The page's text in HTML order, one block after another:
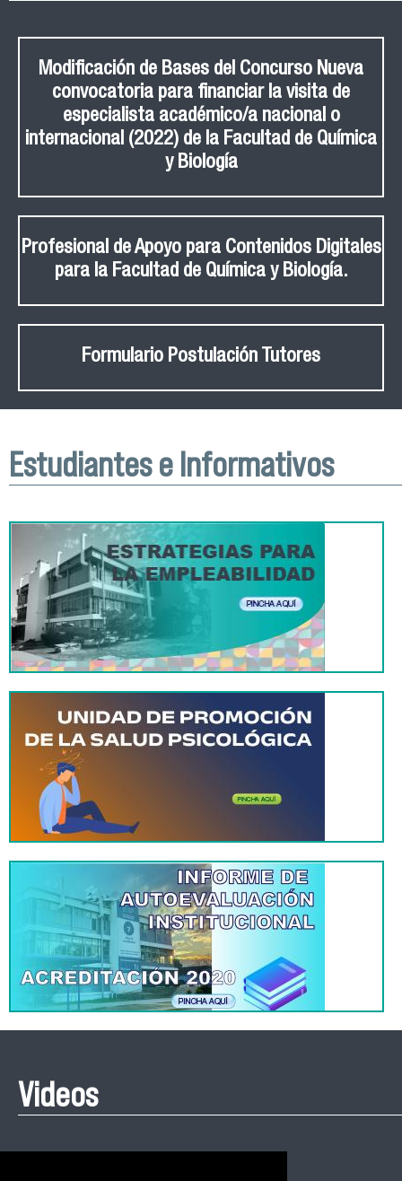
Modificación de Bases del Concurso Nueva
convocatoria para financiar la visita de
especialista académico/a nacional o
internacional (2022) de la Facultad de Química
y Biología
Profesional de Apoyo para Contenidos Digitales
para la Facultad de Química y Biología.
Formulario Postulación Tutores
Estudiantes e Informativos
Videos